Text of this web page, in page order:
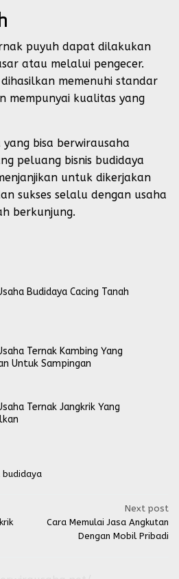
puyuh dapat dilakukan
atau melalui pengecer.
memenuhi standar
mempunyai kualitas yang
bisa berwirausaha
peluang bisnis budidaya
untuk dikerjakan
sukses selalu dengan usaha
berkunjung.
Budidaya Cacing Tanah
Ternak Kambing Yang
Untuk Sampingan
Ternak Jangkrik Yang
budidaya
Next post
Cara Memulai Jasa Angkutan
Dengan Mobil Pribadi